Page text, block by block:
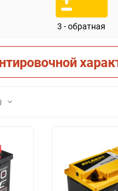
3 - обратная